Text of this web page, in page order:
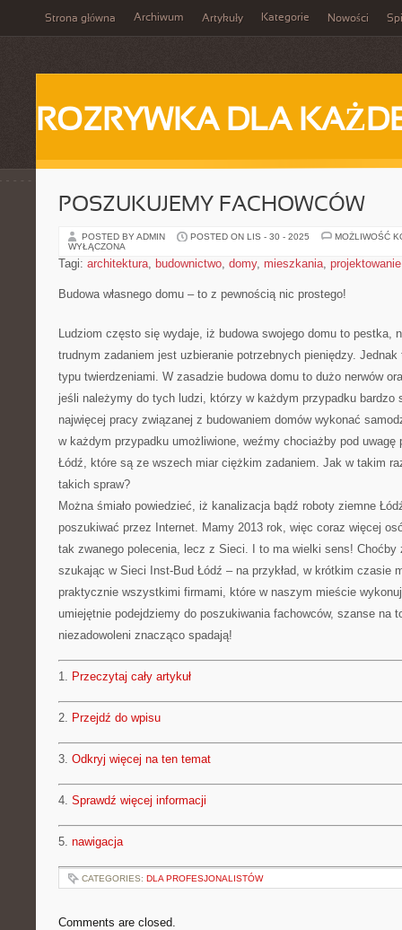
Strona główna Archiwum Artykuły Kategorie Nowości
ROZRYWKA DLA
POSZUKUJEMY FACHOWCÓW
POSTED BY ADMIN POSTED ON LIS - 30 - 2025
MOŻLIWOŚĆ
WYŁĄCZONA
Tagi: architektura, budownictwo, domy, mieszkania, projektowanie
Budowa własnego domu – to z pewnością nic prostego!
Ludziom często się wydaje, iż budowa swojego domu to pestka,
trudnym zadaniem jest uzbieranie potrzebnych pieniędzy.
typu twierdzeniami. W zasadzie budowa domu to dużo nerwów
jeśli należymy do tych ludzi, którzy w każdym przypadku bardzo
najwięcej pracy związanej z budowaniem domów wykonać
w każdym przypadku umożliwione, weźmy chociażby pod uwagę
Łódź, które są ze wszech miar ciężkim zadaniem. Jak w takim
takich spraw?
Można śmiało powiedzieć, iż kanalizacja bądź roboty ziemne
poszukiwać przez Internet. Mamy 2013 rok, więc coraz więcej
tak zwanego polecenia, lecz z Sieci. I to ma wielki sens!
szukając w Sieci Inst-Bud Łódź – na przykład, w krótkim czasie
praktycznie wszystkimi firmami, które w naszym mieście
umiejętnie podejdziemy do poszukiwania fachowców, szanse na
niezadowoleni znacząco spadają!
1. Przeczytaj cały artykuł
2. Przejdź do wpisu
3. Odkryj więcej na ten temat
4. Sprawdź więcej informacji
5. nawigacja
CATEGORIES: DLA PROFESJONALISTÓW
Comments are closed.